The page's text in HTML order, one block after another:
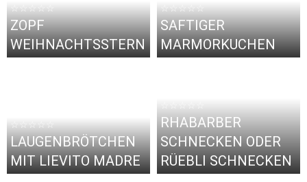
☆☆☆☆☆
ZOPF
WEIHNACHTSSTERN
☆☆☆☆☆
SAFTIGER
MARMORKUCHEN
☆☆☆☆☆
LAUGENBRÖTCHEN
MIT LIEVITO MADRE
RHABARBER
SCHNECKEN ODER
RÜEBLI SCHNECKEN